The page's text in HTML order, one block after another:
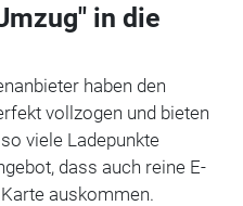
in die
haben den
vollzogen und bieten
so viele Ladepunkte
dass auch reine E-
auskommen.